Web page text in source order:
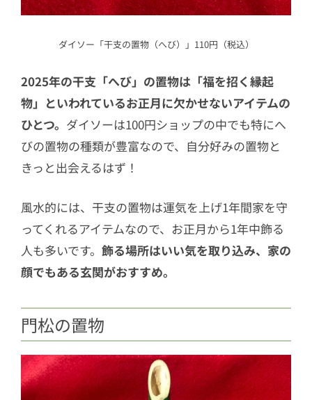
ダイソー「干支の置物（へび）」110円（税込）
2025年の干支「へび」の置物は「福を招く縁起
物」といわれているお正月に欠かせないアイテムの
ひとつ。 ダイソーは100円ショップの中でも特にへ
びの置物の種類が豊富なので、自分好みの置物と
きっと出会えるはず！
風水的には、干支の置物は運気を上げ1年間家を守
ってくれるアイテムなので、お正月から1年中飾る
人も多いです。 飾る場所はいい気を取り込み、家の
顔でもある玄関がおすすめ。
門松の置物